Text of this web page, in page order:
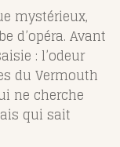
mystérieux,
d’opéra. Avant
: l’odeur
du Vermouth
ne cherche
qui sait